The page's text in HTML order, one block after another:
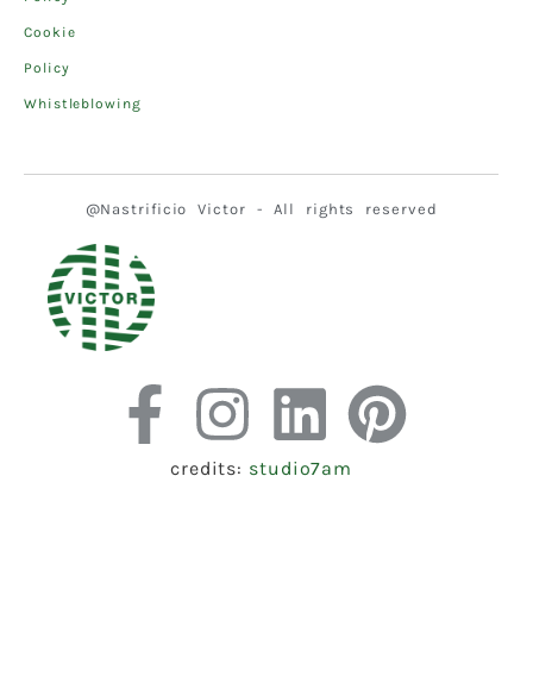
Cookie
Policy
Whistleblowing
@Nastrificio Victor - All rights reserved
credits: studio7am